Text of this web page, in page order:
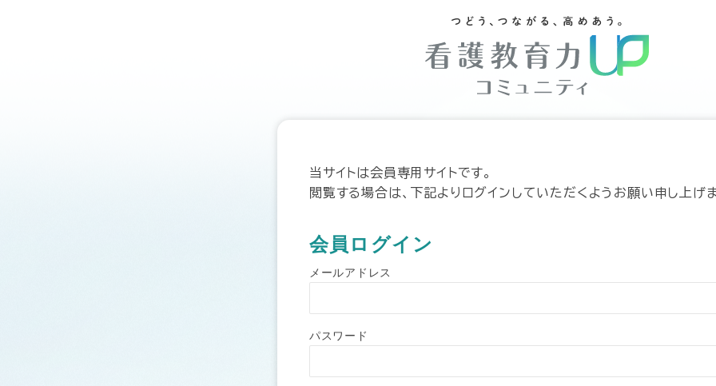
当サイトは会員専用サイトです。
閲覧する場合は、下記よりログインしていただくようお願い申し上げ
会員ログイン
メールアドレス
パスワード